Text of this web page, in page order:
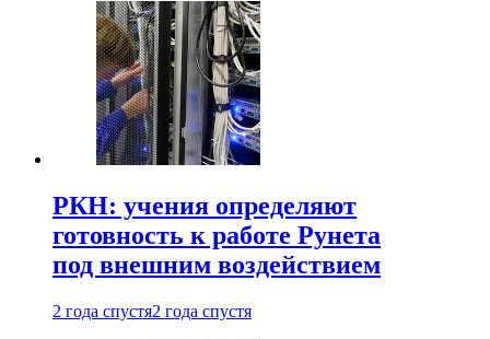
РКН: учения определяют
готовность к работе Рунета
под внешним воздействием
2 года спустя2 года спустя